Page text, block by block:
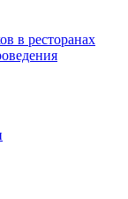
в ресторанах